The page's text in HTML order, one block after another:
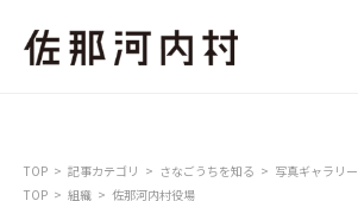
TOP 記事カテゴリ さなごうちを知る
写真ギャラリー
TOP
組織 佐那河内村役場